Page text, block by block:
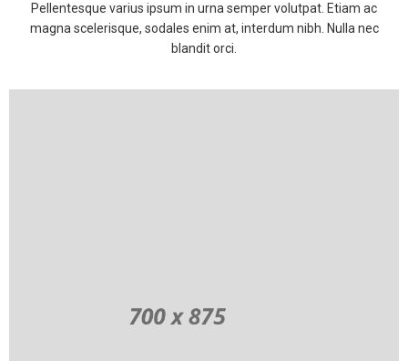
Pellentesque varius ipsum in urna semper volutpat. Etiam ac
magna scelerisque, sodales enim at, interdum nibh. Nulla nec
blandit orci.